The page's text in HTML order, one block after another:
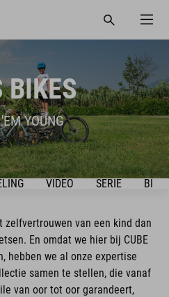
BIKES
YOUNG
VIDEO SERIE
van een kind dan
En omdat we hier bij CUBE
hebben we al onze expertise
samen te stellen, die vanaf
van oor tot oor garandeert,